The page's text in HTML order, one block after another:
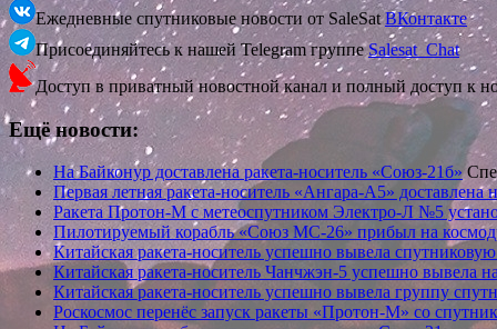
Ежедневные спутниковые новости от SaleSatВКонтакте
Присоединяйтесь к нашей Telegram группеSalesat_Chat
Доступ в приватный новостной канал и полный доступ к
Ещё новости:
На Байконур доставлена ракета-носитель «Союз-21б»
Первая летная ракета-носитель «Ангара-А5»
Ракета Протон-М с метеоспутником Электро-Л №5
Пилотируемый корабль «Союз МС-26» прибыл на
Китайская ракета-носитель успешно вывела
Китайская ракета-носитель Чанчжэн-5 успешно вывела
Китайская ракета-носитель успешно вывела группу
Роскосмос перенёс запуск ракеты «Протон-М» со